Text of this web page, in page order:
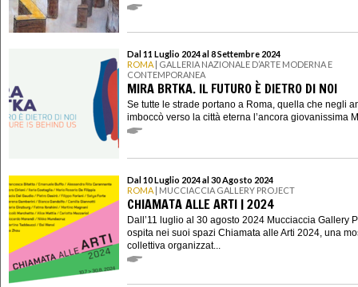
Dal 11 Luglio 2024 al 8 Settembre 2024
ROMA | GALLERIA NAZIONALE D’ARTE MODERNA E
CONTEMPORANEA
MIRA BRTKA. IL FUTURO È DIETRO DI NOI
Se tutte le strade portano a Roma, quella che negli
imboccò verso la città eterna l’ancora giovanissima
Dal 10 Luglio 2024 al 30 Agosto 2024
ROMA | MUCCIACCIA GALLERY PROJECT
CHIAMATA ALLE ARTI | 2024
Dall’11 luglio al 30 agosto 2024 Mucciaccia Gallery
ospita nei suoi spazi Chiamata alle Arti 2024, una
collettiva organizzat...